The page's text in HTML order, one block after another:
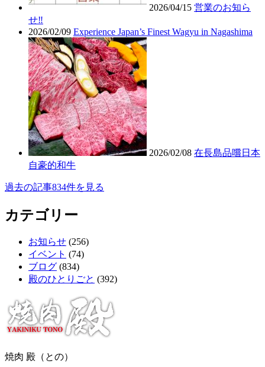
2026/04/15 営業のお知ら
せ‼︎
2026/02/09 Experience Japan’s Finest Wagyu in Nagashima
2026/02/08 在長島品嚐日本
自豪的和牛
過去の記事834件を見る
カテゴリー
お知らせ (256)
イベント (74)
ブログ (834)
殿のひとりごと (392)
焼肉 殿（との）